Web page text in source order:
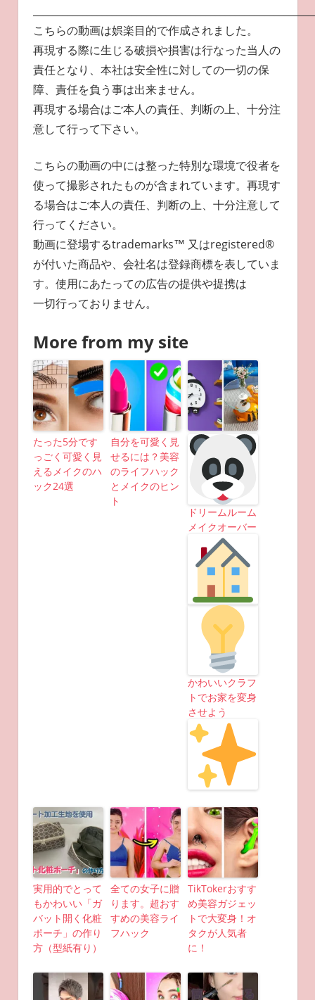
こちらの動画は娯楽目的で作成されました。
再現する際に生じる破損や損害は行なった当人の
責任となり、本社は安全性に対しての一切の保
障、責任を負う事は出来ません。
再現する場合はご本人の責任、判断の上、十分注
意して行って下さい。
こちらの動画の中には整った特別な環境で役者を
使って撮影されたものが含まれています。再現す
る場合はご本人の責任、判断の上、十分注意して
行ってください。
動画に登場するtrademarks™ 又はregistered®
が付いた商品や、会社名は登録商標を表していま
す。使用にあたっての広告の提供や提携は
一切行っておりません。
More from my site
たった5分です
っごく可愛く見
えるメイクのハ
ック24選
自分を可愛く見
せるには？美容
のライフハック
とメイクのヒン
ト
ドリームルーム
メイクオーバー
かわいいクラフ
トでお家を変身
させよう
実用的でとって
もかわいい「ガ
バット開く化粧
ポーチ」の作り
方（型紙有り）
全ての女子に贈
ります。超おす
すめの美容ライ
フハック
TikTokerおすす
め美容ガジェッ
トで大変身！オ
タクが人気者
に！